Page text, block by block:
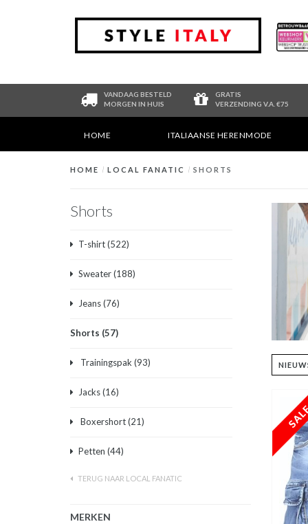
VANDAAG BESTELD
MORGEN IN HUIS
GRATIS
VERZENDING V.A. €75
HOME ITALIAANSE HERENMODE
HOME / LOCAL FANATIC / SHORTS
Shorts
T-shirt(522)
Sweater(188)
Jeans(76)
Shorts (57)
Trainingspak (93)
Jacks(16)
Boxershort(21)
Petten (44)
TERUG NAAR LOCAL FANATIC
MERKEN